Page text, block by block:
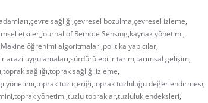
,çevre sağlığı,çevresel bozulma,çevresel izleme,
etkiler,Journal of Remote Sensing,kaynak yönetimi,
Makine öğrenimi algoritmaları,politika yapıcılar,
arazi uygulamaları,sürdürülebilir tarım,tarımsal gelişim,
,toprak sağlığı,toprak sağlığı izleme,
yönetimi,toprak tuz içeriği,toprak tuzluluğu değerlendirmesi,
,toprak yönetimi,tuzlu topraklar,tuzluluk endeksleri,